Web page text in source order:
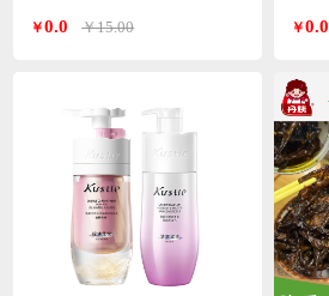
￥0.0 ￥15.00 ￥0.0